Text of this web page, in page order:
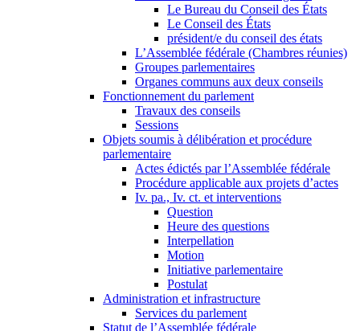
Le Bureau du Conseil des États
Le Conseil des États
président/e du conseil des états
L’Assemblée fédérale (Chambres réunies)
Groupes parlementaires
Organes communs aux deux conseils
Fonctionnement du parlement
Travaux des conseils
Sessions
Objets soumis à délibération et procédure
parlementaire
Actes édictés par l’Assemblée fédérale
Procédure applicable aux projets d’actes
Iv. pa., Iv. ct. et interventions
Question
Heure des questions
Interpellation
Motion
Initiative parlementaire
Postulat
Administration et infrastructure
Services du parlement
Statut de l’Assemblée fédérale